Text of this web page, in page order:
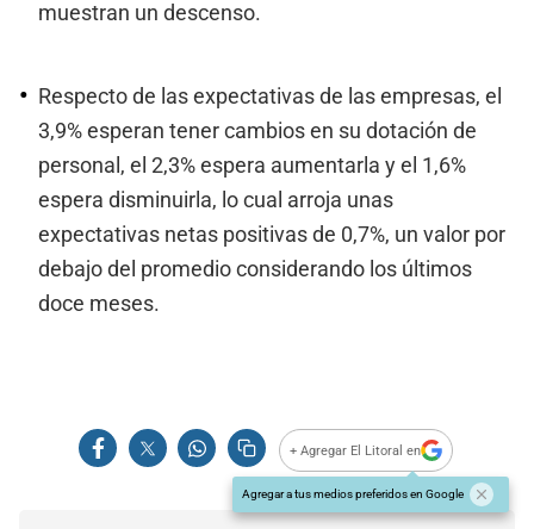
muestran un descenso.
Respecto de las expectativas de las empresas, el
3,9% esperan tener cambios en su dotación de
personal, el 2,3% espera aumentarla y el 1,6%
espera disminuirla, lo cual arroja unas
expectativas netas positivas de 0,7%, un valor por
debajo del promedio considerando los últimos
doce meses.
+ Agregar El Litoral en
Agregar a tus medios preferidos en Google